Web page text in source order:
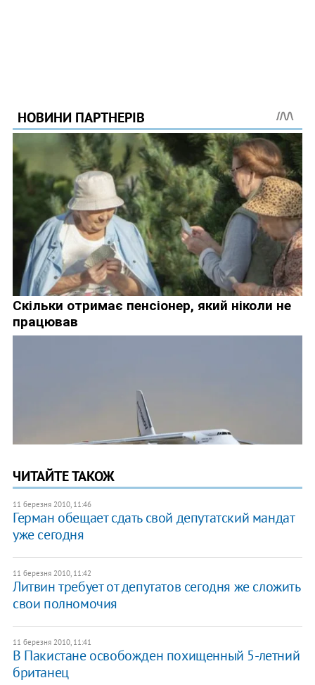
ЧИТАЙТЕ ТАКОЖ
11 березня 2010, 11:46
Герман обещает сдать свой депутатский мандат
уже сегодня
11 березня 2010, 11:42
Литвин требует от депутатов сегодня же сложить
свои полномочия
11 березня 2010, 11:41
В Пакистане освобожден похищенный 5-летний
британец